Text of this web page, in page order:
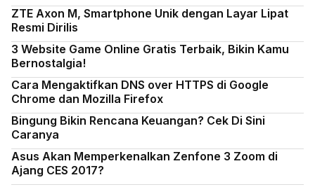
ZTE Axon M, Smartphone Unik dengan Layar Lipat
Resmi Dirilis
3 Website Game Online Gratis Terbaik, Bikin Kamu
Bernostalgia!
Cara Mengaktifkan DNS over HTTPS di Google
Chrome dan Mozilla Firefox
Bingung Bikin Rencana Keuangan? Cek Di Sini
Caranya
Asus Akan Memperkenalkan Zenfone 3 Zoom di
Ajang CES 2017?